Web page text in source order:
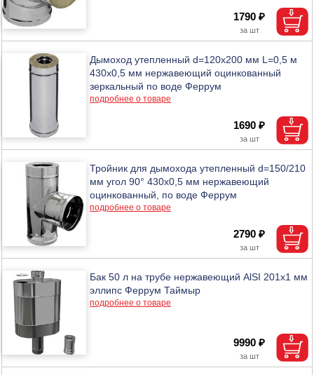
1790 ₽
Дымоход утепленный d=120х200 мм L=0,5 м
430х0,5 мм нержавеющий оцинкованный
зеркальный по воде Феррум
подробнее о товаре
1690 ₽
Тройник для дымохода утепленный d=150/210
мм угол 90° 430х0,5 мм нержавеющий
оцинкованный, по воде Феррум
подробнее о товаре
2790 ₽
Бак 50 л на трубе нержавеющий AlSI 201х1 мм
эллипс Феррум Таймыр
подробнее о товаре
9990 ₽